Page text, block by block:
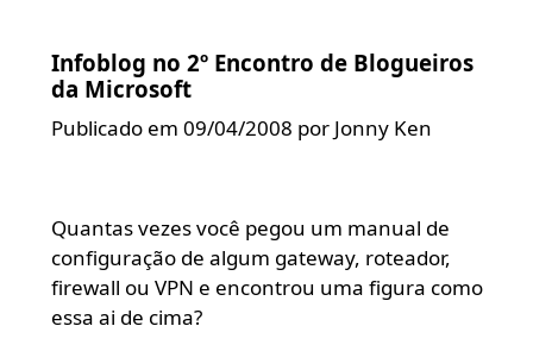
Infoblog no 2º Encontro de Blogueiros
da Microsoft
Publicado em 09/04/2008 por Jonny Ken
Quantas vezes você pegou um manual de
configuração de algum gateway, roteador,
firewall ou VPN e encontrou uma figura como
essa ai de cima?